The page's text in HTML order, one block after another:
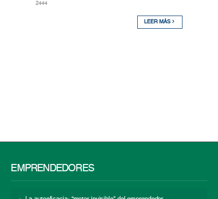
2444
LEER MÁS
EMPRENDEDORES